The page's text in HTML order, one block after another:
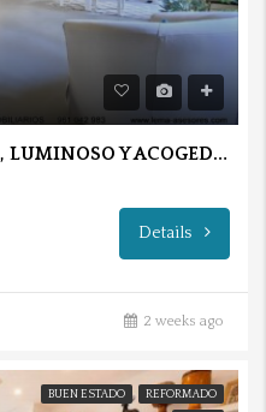
PISO DE DISEÑO, BONITO, LUMINOSO Y ACOGEDOR EN BARRIO DE LA SEU.
Details
2 weeks ago
BUEN ESTADO
REFORMADO